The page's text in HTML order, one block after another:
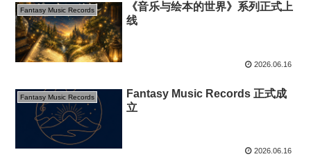
Fantasy Music Records
《音乐与绘本的世界》系列正式上
线
2026.06.16
Fantasy Music Records
Fantasy Music Records 正式成
立
2026.06.16